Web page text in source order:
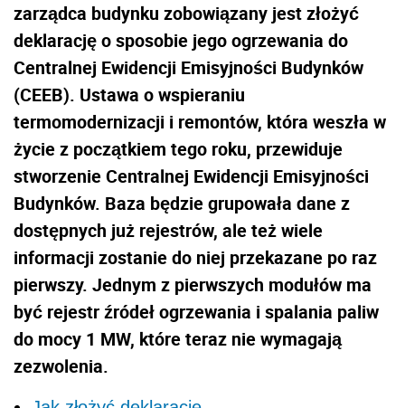
zarządca budynku zobowiązany jest złożyć
deklarację o sposobie jego ogrzewania do
Centralnej Ewidencji Emisyjności Budynków
(CEEB). Ustawa o wspieraniu
termomodernizacji i remontów, która weszła w
życie z początkiem tego roku, przewiduje
stworzenie Centralnej Ewidencji Emisyjności
Budynków. Baza będzie grupowała dane z
dostępnych już rejestrów, ale też wiele
informacji zostanie do niej przekazane po raz
pierwszy. Jednym z pierwszych modułów ma
być rejestr źródeł ogrzewania i spalania paliw
do mocy 1 MW, które teraz nie wymagają
zezwolenia.